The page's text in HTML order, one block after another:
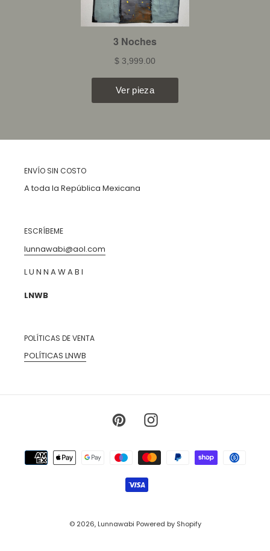
ENVÍO SIN COSTO
A toda la República Mexicana
ESCRÍBEME
lunnawabi@aol.com
L U N N A W A B I
LNWB
POLÍTICAS DE VENTA
POLÍTICAS LNWB
PinterestInstagram
Payment
methods
© 2026, Lunnawabi Powered by Shopify